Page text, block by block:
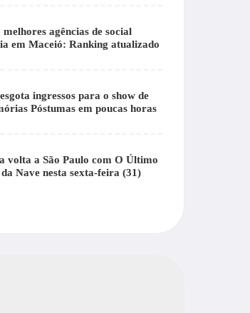
melhores agências de social
em Maceió: Ranking atualizado
ingressos para o show de
Póstumas em poucas horas
volta a São Paulo com O Último
Nave nesta sexta-feira (31)